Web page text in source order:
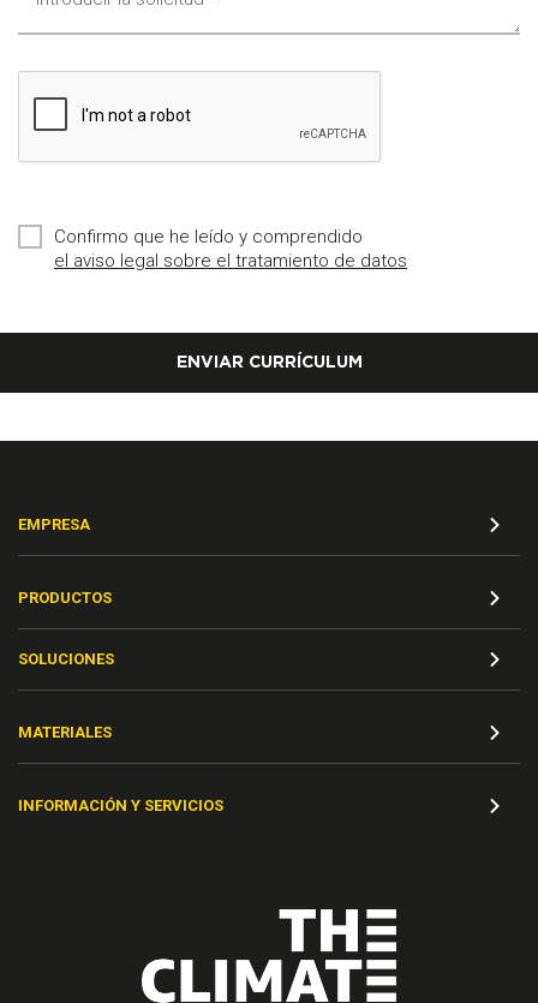
Confirmo que he leído y comprendido
el aviso legal sobre el tratamiento de datos
ENVIAR CURRÍCULUM
EMPRESA
PRODUCTOS
SOLUCIONES
MATERIALES
INFORMACIÓN Y SERVICIOS